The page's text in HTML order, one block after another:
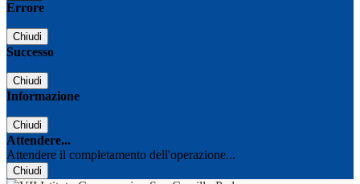
Errore
Chiudi
Successo
Chiudi
Informazione
Chiudi
Attendere...
Attendere il completamento dell'operazione...
Chiudi